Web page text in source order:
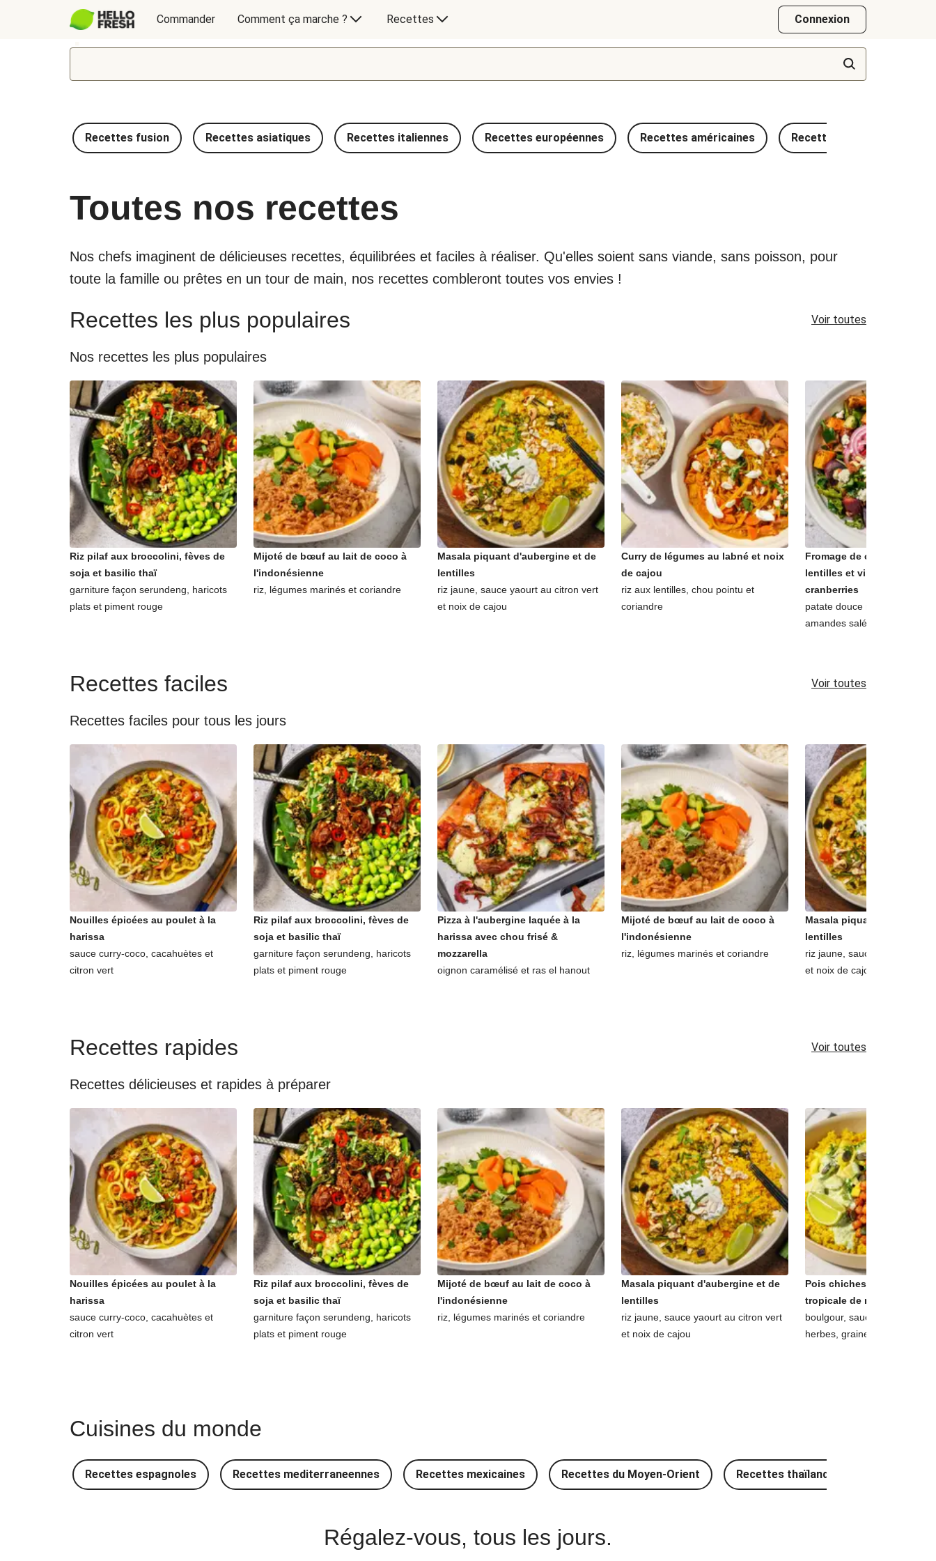
Commander Comment ça marche ? Recettes Connexion
Recettes fusion Recettes asiatiques Recettes italiennes Recettes européennes Recettes américaines Recettes françaises
Toutes nos recettes
Nos chefs imaginent de délicieuses recettes, équilibrées et faciles à réaliser. Qu'elles soient sans viande, sans poisson, pour
toute la famille ou prêtes en un tour de main, nos recettes combleront toutes vos envies !
Recettes les plus populaires Voir toutes
Nos recettes les plus populaires
Riz pilaf aux broccolini, fèves de
soja et basilic thaï
garniture façon serundeng, haricots
plats et piment rouge
Mijoté de bœuf au lait de coco à
l'indonésienne
riz, légumes marinés et coriandre
Masala piquant d'aubergine et de
lentilles
riz jaune, sauce yaourt au citron vert
et noix de cajou
Curry de légumes au labné et noix
de cajou
riz aux lentilles, chou pointu et
coriandre
Fromage de chèvre sur
lentilles et vinaigrette aux
cranberries
patate douce rôtie, oignon
amandes salées
Recettes faciles Voir toutes
Recettes faciles pour tous les jours
Nouilles épicées au poulet à la
harissa
sauce curry-coco, cacahuètes et
citron vert
Riz pilaf aux broccolini, fèves de
soja et basilic thaï
garniture façon serundeng, haricots
plats et piment rouge
Pizza à l'aubergine laquée à la
harissa avec chou frisé &
mozzarella
oignon caramélisé et ras el hanout
Mijoté de bœuf au lait de coco à
l'indonésienne
riz, légumes marinés et coriandre
Masala piquant
lentilles
riz jaune, sauce yaourt au
et noix de cajou
Recettes rapides Voir toutes
Recettes délicieuses et rapides à préparer
Nouilles épicées au poulet à la
harissa
sauce curry-coco, cacahuètes et
citron vert
Riz pilaf aux broccolini, fèves de
soja et basilic thaï
garniture façon serundeng, haricots
plats et piment rouge
Mijoté de bœuf au lait de coco à
l'indonésienne
riz, légumes marinés et coriandre
Masala piquant d'aubergine et de
lentilles
riz jaune, sauce yaourt au citron vert
et noix de cajou
Pois chiches fumés et
tropicale de mangue &
boulgour, sauce yaourt &
herbes, graines de courge
Cuisines du monde
Recettes espagnoles Recettes mediterraneennes Recettes mexicaines Recettes du Moyen-Orient Recettes thaïlandaises
Régalez-vous, tous les jours.